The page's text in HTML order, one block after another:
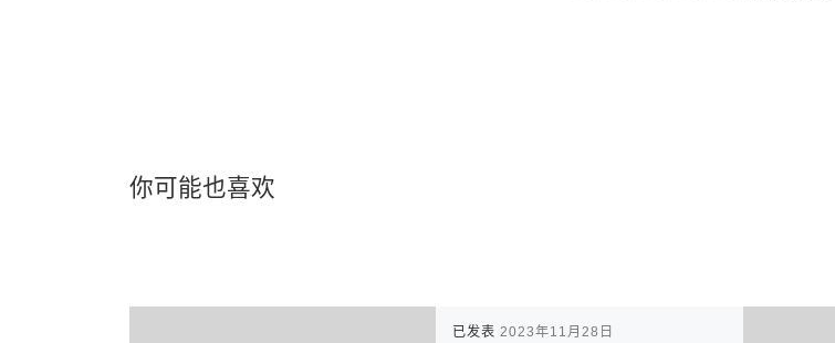
你可能也喜欢
已发表 2023年11月28日